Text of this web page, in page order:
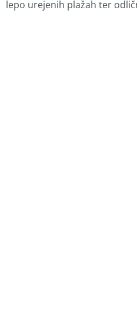
lepo urejenih plažah ter